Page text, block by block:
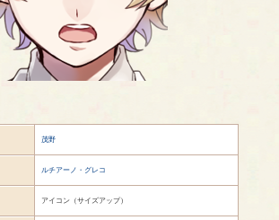
茂野
ルチアーノ・グレコ
アイコン（サイズアップ）